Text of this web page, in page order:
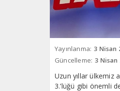
Yayınlanma: 3 Nisan
Güncelleme: 3 Nisan
Uzun yıllar ülkemiz
3.’lüğü gibi önemli